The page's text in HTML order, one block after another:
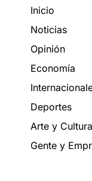
Inicio
Noticias
Opinión
Economía
Deportes
Arte y Cultura
Gente y